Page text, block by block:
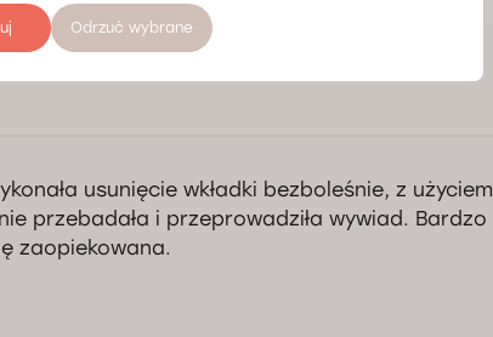
usunięcie wkładki bezboleśnie, z użyciem
przebadała i przeprowadziła wywiad. Bardzo
zaopiekowana.
Odrzuć wybrane